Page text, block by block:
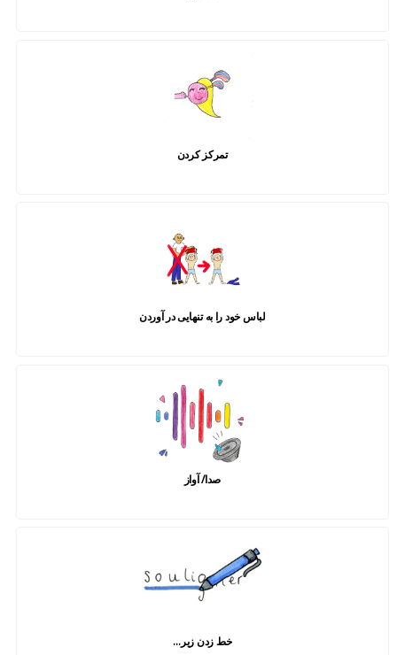
تمرکز کردن
لباس خود را به تنهایی در آوردن
صدا/ آواز
خط زدن زیر…